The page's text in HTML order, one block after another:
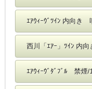
ｴｱｳｨｰｳﾞﾂｲﾝ 内向き
西川「ｴｱｰ」ﾂｲﾝ 内
ｴｱｳｨｰｳﾞﾀﾞﾌﾞﾙ 禁煙/